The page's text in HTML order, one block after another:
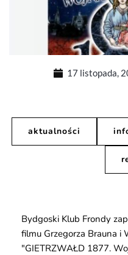
Bydgoski Klub Frondy
filmu Grzegorza Brauna i
"GIETRZWAŁD 1877.
17 listopada,
aktualności